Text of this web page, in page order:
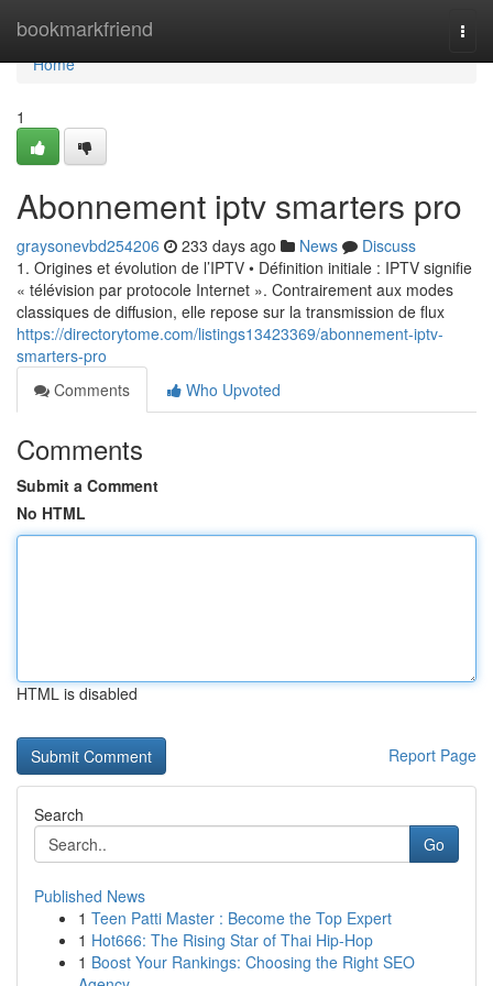
bookmarkfriend
Home
Home
1
Abonnement iptv smarters pro
graysonevbd254206 233 days ago News
Discuss
1. Origines et évolution de l’IPTV • Définition initiale : IPTV signifie
« télévision par protocole Internet ». Contrairement aux modes
classiques de diffusion, elle repose sur la transmission de flux
https://directorytome.com/listings13423369/abonnement-iptv-
smarters-pro
Comments
Who Upvoted
Comments
Submit a Comment
No HTML
HTML is disabled
Report Page
Search
Go
Published News
1 Teen Patti Master : Become the Top Expert
1 Hot666: The Rising Star of Thai Hip-Hop
1 Boost Your Rankings: Choosing the Right SEO